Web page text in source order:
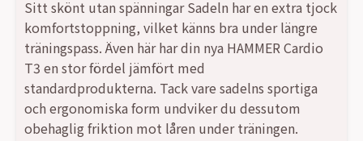
Sitt skönt utan spänningar Sadeln har en extra tjock
komfortstoppning, vilket känns bra under längre
träningspass. Även här har din nya HAMMER Cardio
T3 en stor fördel jämfört med
standardprodukterna. Tack vare sadelns sportiga
och ergonomiska form undviker du dessutom
obehaglig friktion mot låren under träningen.